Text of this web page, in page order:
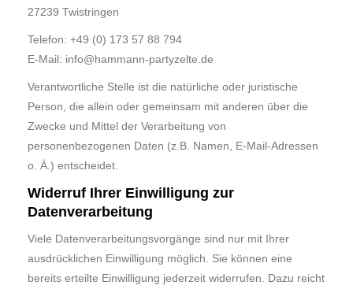
27239 Twistringen
Telefon: +49 (0) 173 57 88 794
E-Mail: info@hammann-partyzelte.de
Verantwortliche Stelle ist die natürliche oder juristische
Person, die allein oder gemeinsam mit anderen über die
Zwecke und Mittel der Verarbeitung von
personenbezogenen Daten (z.B. Namen, E-Mail-Adressen
o. Ä.) entscheidet.
Widerruf Ihrer Einwilligung zur
Datenverarbeitung
Viele Datenverarbeitungsvorgänge sind nur mit Ihrer
ausdrücklichen Einwilligung möglich. Sie können eine
bereits erteilte Einwilligung jederzeit widerrufen. Dazu reicht